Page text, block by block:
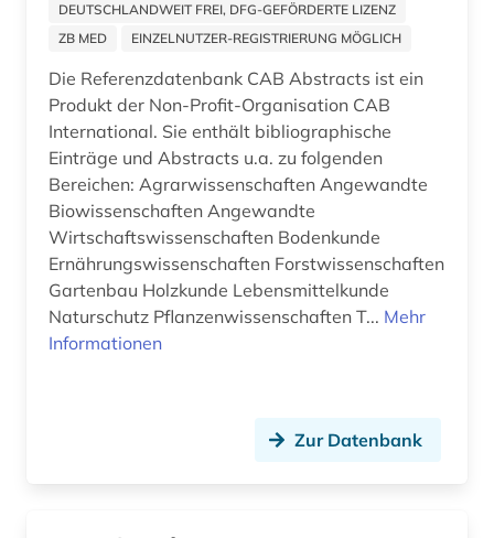
soziale benachteiligung (1)
sozialmanagement (1)
sozialmedizin (1)
sozialverwaltung (1)
sozialwesen (1)
soziologie (1)
suchmaschine (2)
DEUTSCHLANDWEIT FREI, DFG-GEFÖRDERTE LIZENZ
ZB MED
EINZELNUTZER-REGISTRIERUNG MÖGLICH
Die Referenzdatenbank CAB Abstracts ist ein
Produkt der Non-Profit-Organisation CAB
International. Sie enthält bibliographische
Einträge und Abstracts u.a. zu folgenden
Bereichen: Agrarwissenschaften Angewandte
Biowissenschaften Angewandte
Wirtschaftswissenschaften Bodenkunde
Ernährungswissenschaften Forstwissenschaften
Gartenbau Holzkunde Lebensmittelkunde
Naturschutz Pflanzenwissenschaften T... Mehr
Informationen
Zur Datenbank